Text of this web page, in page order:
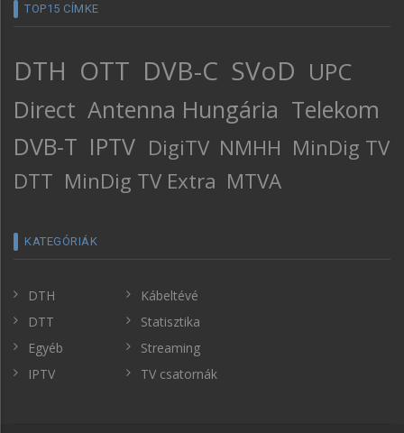
TOP15 CÍMKE
DTH OTT DVB-C SVoD UPC
Direct Antenna Hungária Telekom
DVB-T IPTV DigiTV NMHH MinDig TV
DTT MinDig TV Extra MTVA
KATEGÓRIÁK
DTH
DTT
Egyéb
IPTV
Kábeltévé
Statisztika
Streaming
TV csatornák